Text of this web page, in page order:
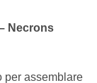
Necrons
per assemblare